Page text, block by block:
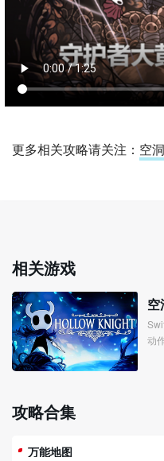
更多相关攻略请关注： 空
相关游戏
空
动
攻略合集
万能地图